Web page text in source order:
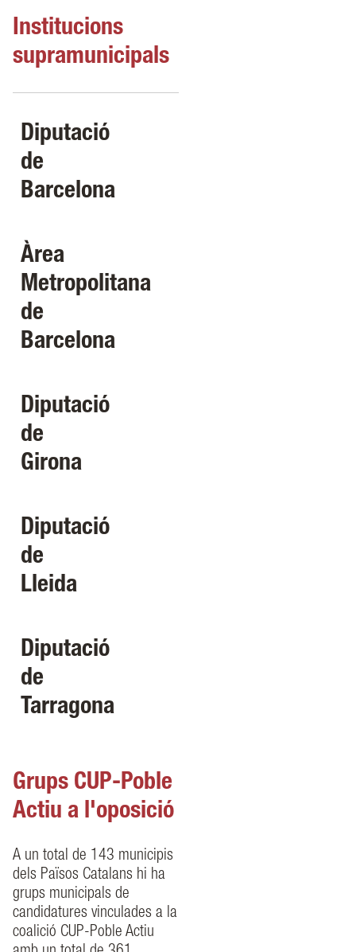
Institucions
supramunicipals
Diputació
de
Barcelona
Àrea
Metropolitana
de
Barcelona
Diputació
de
Girona
Diputació
de
Lleida
Diputació
de
Tarragona
Grups CUP-Poble
Actiu a l'oposició
A un total de 143 municipis
dels Països Catalans hi ha
grups municipals de
candidatures vinculades a la
coalició CUP-Poble Actiu